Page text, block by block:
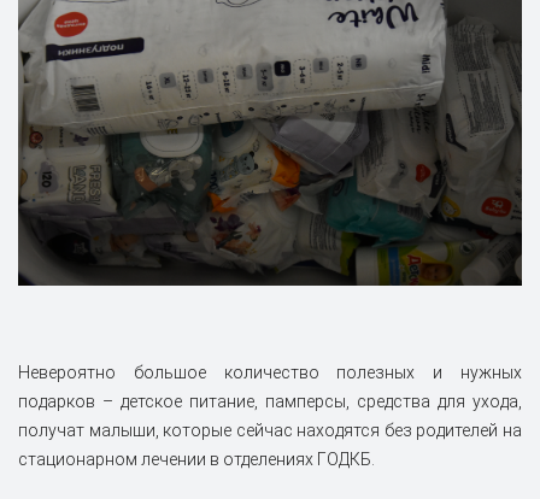
Невероятно большое количество полезных и нужных
подарков – детское питание, памперсы, средства для ухода,
получат малыши, которые сейчас находятся без родителей на
стационарном лечении в отделениях ГОДКБ.